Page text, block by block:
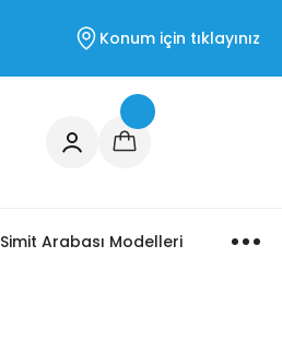
Konum için tıklayınız
Simit Arabası Modelleri